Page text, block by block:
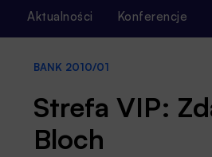
Aktualności Konferencje
BANK 2010/01
Strefa VIP:
Bloch